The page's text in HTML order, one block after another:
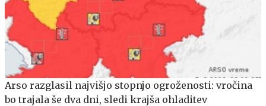
Arso razglasil najvišjo stopnjo ogroženosti: vročina
bo trajala še dva dni, sledi krajša ohladitev